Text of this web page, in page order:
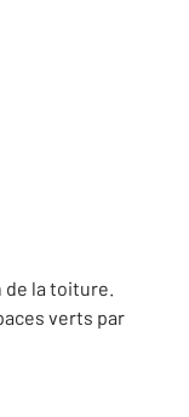
de la toiture.
verts par